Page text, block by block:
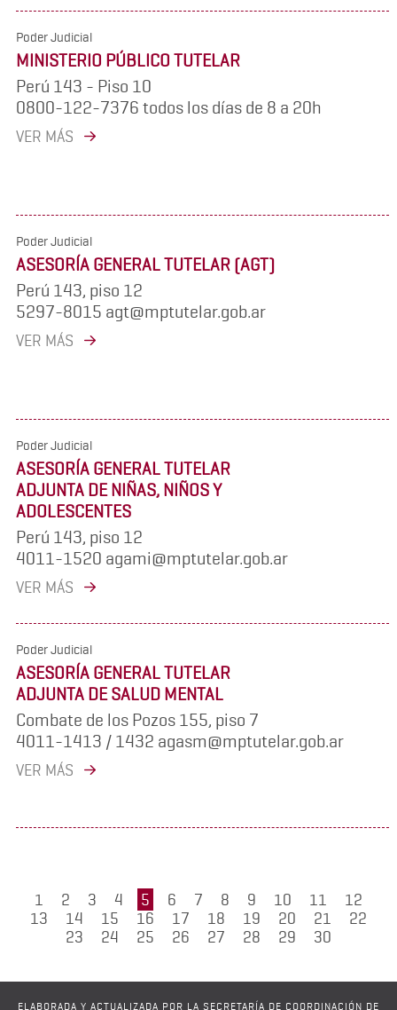
Poder Judicial
MINISTERIO PÚBLICO TUTELAR
Perú 143 - Piso 10
0800-122-7376 todos los días de 8 a 20h
VER MÁS
Poder Judicial
ASESORÍA GENERAL TUTELAR (AGT)
Perú 143, piso 12
5297-8015 agt@mptutelar.gob.ar
VER MÁS
Poder Judicial
ASESORÍA GENERAL TUTELAR
ADJUNTA DE NIÑAS, NIÑOS Y
ADOLESCENTES
Perú 143, piso 12
4011-1520 agami@mptutelar.gob.ar
VER MÁS
Poder Judicial
ASESORÍA GENERAL TUTELAR
ADJUNTA DE SALUD MENTAL
Combate de los Pozos 155, piso 7
4011-1413 / 1432 agasm@mptutelar.gob.ar
VER MÁS
1 2 3 4 5 6 7 8 9 10 11
12
13
14 15 16 17 18 19 20 21
22
23
24 25 26 27 28 29 30
ELABORADA Y ACTUALIZADA POR LA SECRETARÍA DE COORDINACIÓN DE